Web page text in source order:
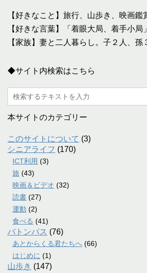
【好きなこと】旅行、山歩き、映画
【好きな言葉】「着眼大局、着手小局」
【家族】妻と二人暮らし。子２人、孫
◆サイト内検索はこちら
本サイトのカテゴリー
このサイトについて (3)
シニアライフ (170)
ICT利用 (3)
旅 (43)
映画＆ビデオ (32)
読書 (27)
運動 (2)
食べる (41)
バトンパス (76)
あとからくる君たちへ (66)
はじめに (1)
山歩き (147)